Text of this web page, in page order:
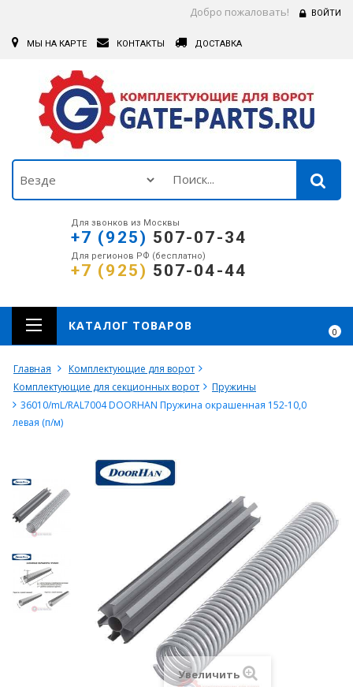
Добро пожаловать! ВОЙТИ
МЫ НА КАРТЕ КОНТАКТЫ ДОСТАВКА
Для звонков из Москвы
+7 (925) 507-07-34
Для регионов РФ (бесплатно)
+7 (925) 507-04-44
0
КАТАЛОГ ТОВАРОВ
Главная
Комплектующие для ворот
Комплектующие для секционных ворот
Пружины
36010/mL/RAL7004 DOORHAN Пружина окрашенная 152-10,0
левая (п/м)
Увеличить